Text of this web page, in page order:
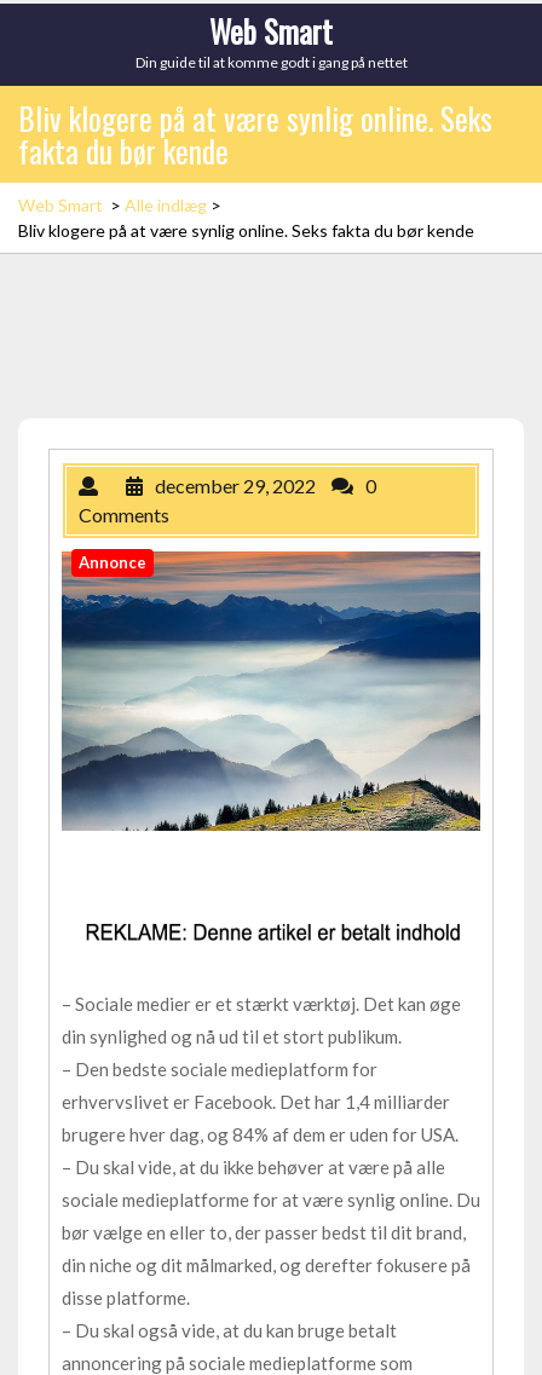
Web Smart
Din guide til at komme godt i gang på nettet
Bliv klogere på at være synlig online. Seks
fakta du bør kende
Web Smart > Alle indlæg >
Bliv klogere på at være synlig online. Seks fakta du bør kende
december 29, 2022
0
Comments
Annonce
– Sociale medier er et stærkt værktøj. Det kan øge
din synlighed og nå ud til et stort publikum.
– Den bedste sociale medieplatform for
erhvervslivet er Facebook. Det har 1,4 milliarder
brugere hver dag, og 84% af dem er uden for USA.
– Du skal vide, at du ikke behøver at være på alle
sociale medieplatforme for at være synlig online. Du
bør vælge en eller to, der passer bedst til dit brand,
din niche og dit målmarked, og derefter fokusere på
disse platforme.
– Du skal også vide, at du kan bruge betalt
annoncering på sociale medieplatforme som